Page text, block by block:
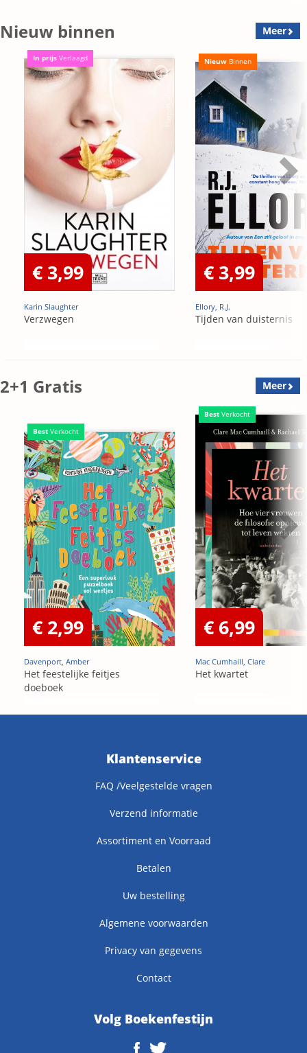
Nieuw binnen Meer
In prijs Verlaagd
€ 3,99
Karin Slaughter
Verzwegen
Nieuw Binnen
€ 3,99
Ellory, R.J.
Tijden van duisternis
2+1 Gratis Meer
Best Verkocht
€ 2,99
Davenport, Amber
Het feestelijke feitjes
doeboek
Best Verkocht
€ 6,99
Mac Cumhaill, Clare
Het kwartet
Klantenservice
FAQ /Veelgestelde vragen
Verzend informatie
Assortiment en Voorraad
Betalen
Uw bestelling
Algemene voorwaarden
Privacy van gegevens
Contact
Volg Boekenfestijn